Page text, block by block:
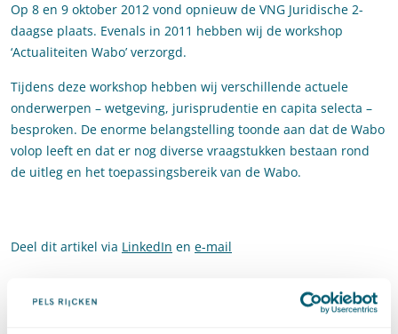
Op 8 en 9 oktober 2012 vond opnieuw de VNG Juridische 2-
daagse plaats. Evenals in 2011 hebben wij de workshop
‘Actualiteiten Wabo’ verzorgd.
Tijdens deze workshop hebben wij verschillende actuele
onderwerpen – wetgeving, jurisprudentie en capita selecta –
besproken. De enorme belangstelling toonde aan dat de Wabo
volop leeft en dat er nog diverse vraagstukken bestaan rond
de uitleg en het toepassingsbereik van de Wabo.
Deel dit artikel via LinkedIn en e-mail
Wabo